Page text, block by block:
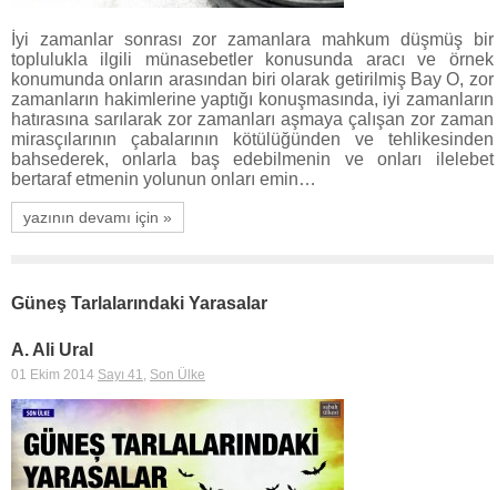
İyi zamanlar sonrası zor zamanlara mahkum düşmüş bir
toplulukla ilgili münasebetler konusunda aracı ve örnek
konumunda onların arasından biri olarak getirilmiş Bay O, zor
zamanların hakimlerine yaptığı konuşmasında, iyi zamanların
hatırasına sarılarak zor zamanları aşmaya çalışan zor zaman
mirasçılarının çabalarının kötülüğünden ve tehlikesinden
bahsederek, onlarla baş edebilmenin ve onları ilelebet
bertaraf etmenin yolunun onları emin…
yazının devamı için »
Güneş Tarlalarındaki Yarasalar
A. Ali Ural
01 Ekim 2014 Sayı 41, Son Ülke